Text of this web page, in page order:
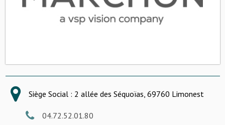
Siège Social : 2 allée des Séquoïas, 69760 Limonest
04.72.52.01.80